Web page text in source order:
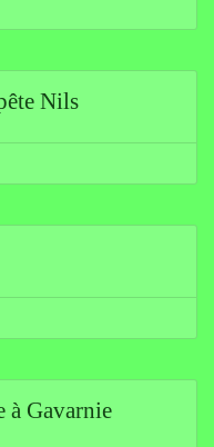
Nils
à Gavarnie